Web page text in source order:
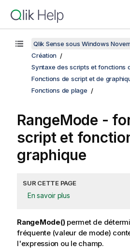
Qlik Sense sous Windows
Création
Syntaxe des scripts et fonctions
Fonctions de script et de
Fonctions de plage
RangeMode -
script et
graphique
SUR CETTE PAGE
En savoir plus
RangeMode()permet de
fréquente (valeur de mode)
l'expression ou le champ.